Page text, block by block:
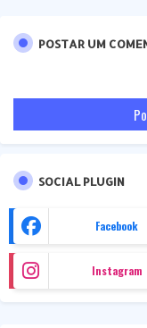
POSTAR UM
SOCIAL PLUGIN
Facebook
Instagram